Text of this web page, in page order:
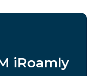
iRoamly